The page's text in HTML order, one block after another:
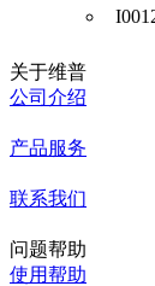
关于维普
公司介绍
产品服务
联系我们
问题帮助
使用帮助